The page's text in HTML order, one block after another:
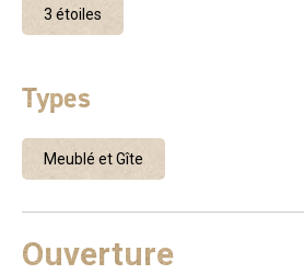
Une des chambre donne sur une
d'eau avec lavabo et WC. Parking
en commun. Chauffage au bois et
Vos animaux de compagnie sont les
3 étoiles
Types
Meublé et Gîte
Ouverture